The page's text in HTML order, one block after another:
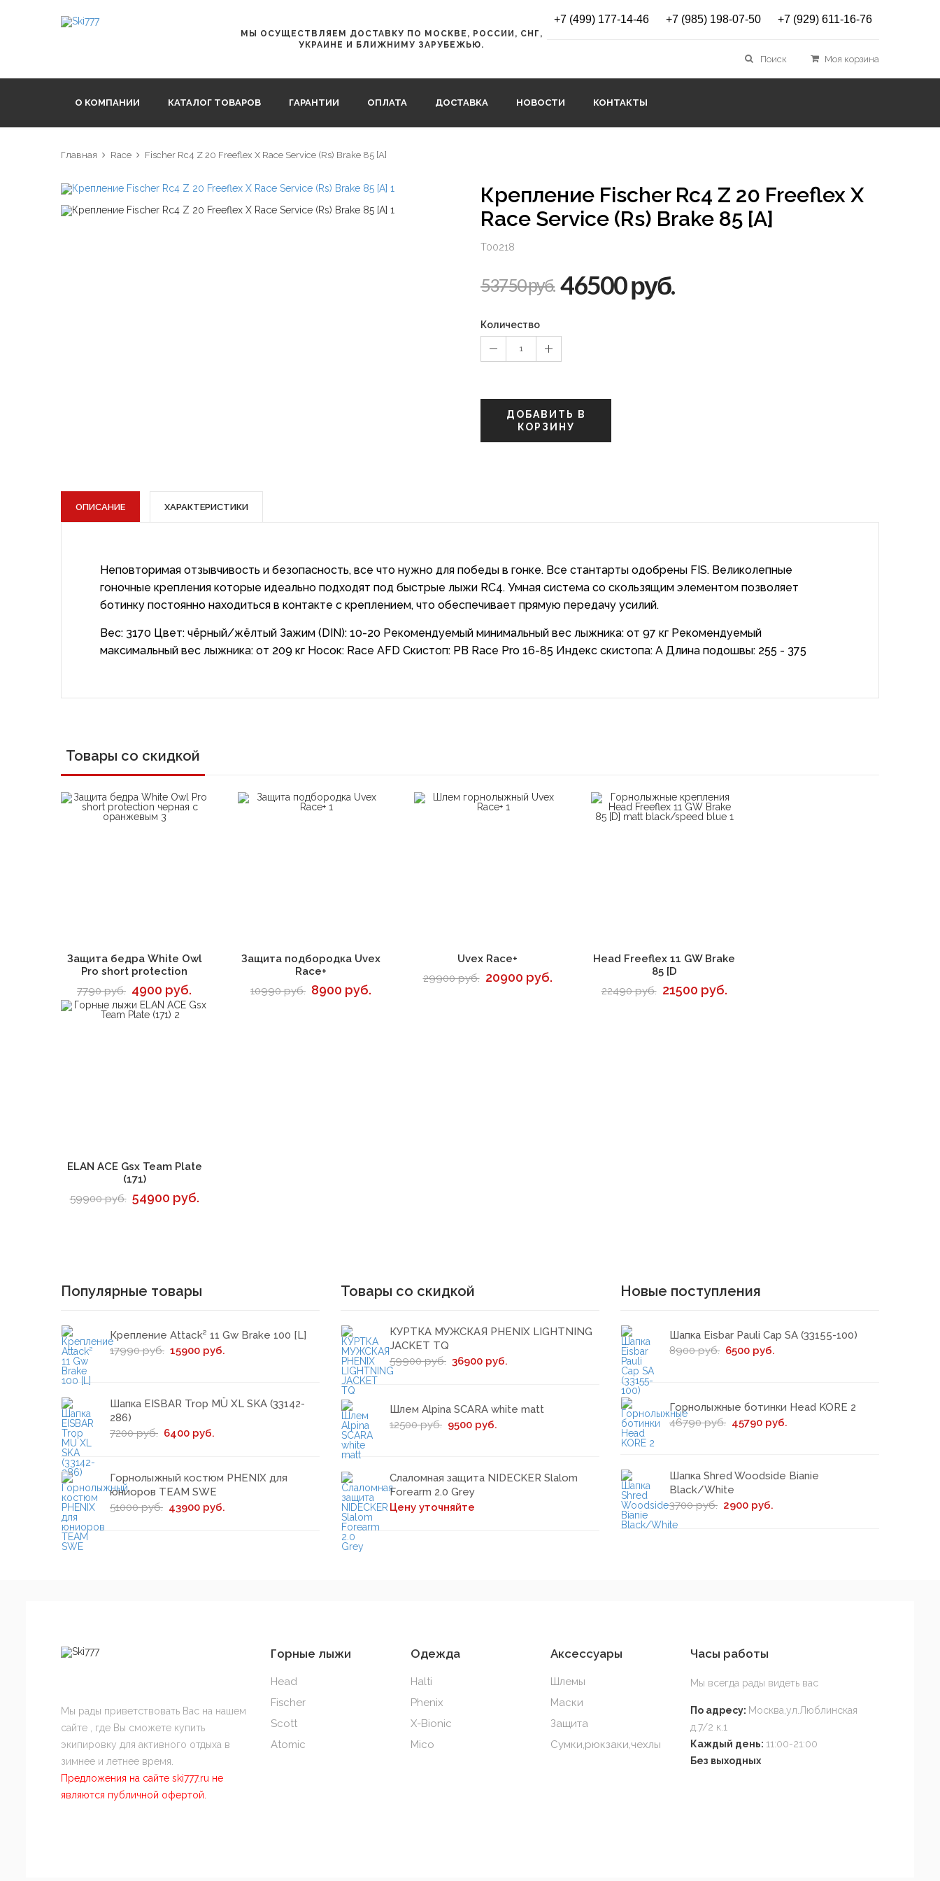
МЫ ОСУЩЕСТВЛЯЕМ ДОСТАВКУ ПО МОСКВЕ, РОССИИ, СНГ,
УКРАИНЕ И БЛИЖНИМУ ЗАРУБЕЖЬЮ.
+7 (499) 177-14-46 +7 (985) 198-07-50 +7 (929) 611-16-76
Поиск Моя корзина
О КОМПАНИИ КАТАЛОГ ТОВАРОВ ГАРАНТИИ ОПЛАТА ДОСТАВКА НОВОСТИ КОНТАКТЫ
Главная Race Fischer Rc4 Z 20 Freeflex X Race Service (Rs) Brake 85 [A]
Крепление Fischer Rc4 Z 20 Freeflex X
Race Service (Rs) Brake 85 [A]
T00218
53750 руб. 46500 руб.
Количество
1
ДОБАВИТЬ В
КОРЗИНУ
ОПИСАНИЕ ХАРАКТЕРИСТИКИ
Неповторимая отзывчивость и безопасность, все что нужно для победы в гонке. Все стантарты одобрены FIS. Великолепные
гоночные крепления которые идеально подходят под быстрые лыжи RC4. Умная система со скользящим элементом позволяет
ботинку постоянно находиться в контакте с креплением, что обеспечивает прямую передачу усилий.
Вес: 3170 Цвет: чёрный/жёлтый Зажим (DIN): 10-20 Рекомендуемый минимальный вес лыжника: от 97 кг Рекомендуемый
максимальный вес лыжника: от 209 кг Носок: Race AFD Скистоп: PB Race Pro 16-85 Индекс скистопа: A Длина подошвы: 255 - 375
Товары со скидкой
В корзину
Защита бедра White Owl
Pro short protection
7790 руб. 4900 руб.
В корзину
Защита подбородка Uvex
Race+
10990 руб. 8900 руб.
В корзину
Uvex Race+
29900 руб. 20900 руб.
В корзину
Head Freeflex 11 GW Brake
85 [D
22490 руб. 21500 руб.
В корзину
ELAN ACE Gsx Team Plate
(171)
59900 руб. 54900 руб.
Популярные товары
Крепление Attack² 11 Gw Brake 100 [L]
17990 руб. 15900 руб.
Шапка EISBAR Trop MÜ XL SKA (33142-
286)
7200 руб. 6400 руб.
Горнолыжный костюм PHENIX для
юниоров TEAM SWE
51000 руб. 43900 руб.
Товары со скидкой
КУРТКА МУЖСКАЯ PHENIX LIGHTNING
JACKET TQ
59900 руб. 36900 руб.
Шлем Alpina SCARA white matt
12500 руб. 9500 руб.
Слаломная защита NIDECKER Slalom
Forearm 2.0 Grey
Цену уточняйте
Новые поступления
Шапка Eisbar Pauli Cap SA (33155-100)
8900 руб. 6500 руб.
Горнолыжные ботинки Head KORE 2
46790 руб. 45790 руб.
Шапка Shred Woodside Bianie
Black/White
3700 руб. 2900 руб.
Мы рады приветствовать Вас на нашем
сайте , где Вы сможете купить
экипировку для активного отдыха в
зимнее и летнее время.
Предложения на сайте ski777.ru не
являются публичной офертой.
Горные лыжи
Head
Fischer
Scott
Atomic
Одежда
Halti
Phenix
X-Bionic
Mico
Аксессуары
Шлемы
Маски
Защита
Сумки,рюкзаки,чехлы
Часы работы
Мы всегда рады видеть вас
По адресу: Москва,ул.Люблинская
д.7/2 к.1
Каждый день: 11:00-21:00
Без выходных